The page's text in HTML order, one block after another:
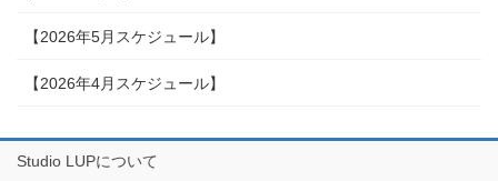
【2026年5月スケジュール】
【2026年4月スケジュール】
Studio LUPについて